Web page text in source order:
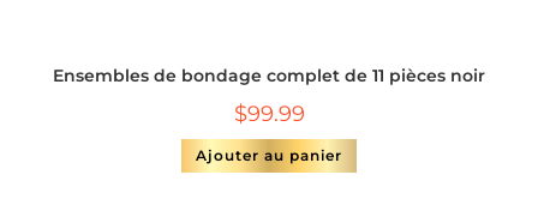
Ensembles de bondage complet de 11 pièces noir
$99.99
Ajouter au panier